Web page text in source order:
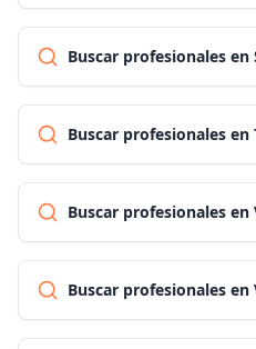
Buscar profesionales en
Buscar profesionales en
Buscar profesionales en
Buscar profesionales en